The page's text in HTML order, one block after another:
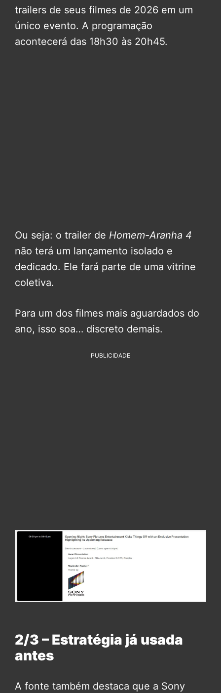
trailers de seus filmes de 2026 em um
único evento. A programação
acontecerá das 18h30 às 20h45.
Ou seja: o trailer de Homem-Aranha 4
não terá um lançamento isolado e
dedicado. Ele fará parte de uma vitrine
coletiva.
Para um dos filmes mais aguardados do
ano, isso soa… discreto demais.
PUBLICIDADE
2/3 – Estratégia já usada
antes
A fonte também destaca que a Sony